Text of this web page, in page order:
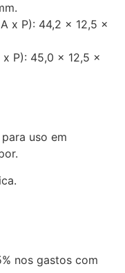
x P): 44,2 x 12,5 x
x P): 45,0 x 12,5 x
uso em
nos gastos com